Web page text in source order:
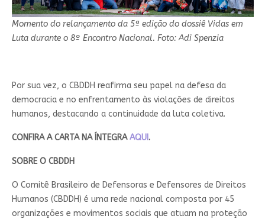
Momento do relançamento da 5ª edição do dossiê Vidas em
Luta durante o 8º Encontro Nacional. Foto: Adi Spenzia
Por sua vez, o CBDDH reafirma seu papel na defesa da
democracia e no enfrentamento às violações de direitos
humanos, destacando a continuidade da luta coletiva.
CONFIRA A CARTA NA ÍNTEGRA AQUI.
SOBRE O CBDDH
O Comitê Brasileiro de Defensoras e Defensores de Direitos
Humanos (CBDDH) é uma rede nacional composta por 45
organizações e movimentos sociais que atuam na proteção